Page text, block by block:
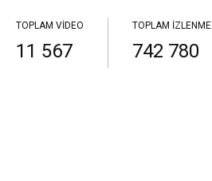
TOPLAM VIDEO
11 567
TOPLAM İZLENME
742 780